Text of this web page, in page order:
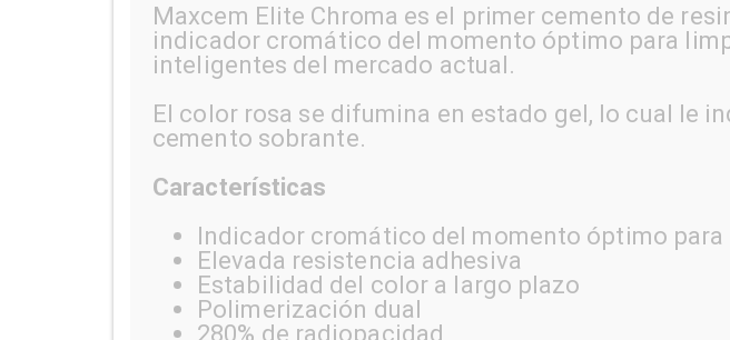
Maxcem Elite Chroma es el primer cemento de
indicador cromático del momento óptimo para
inteligentes del mercado actual.
El color rosa se difumina en estado gel, lo cual le
cemento sobrante.
Características
Indicador cromático del momento óptimo
Elevada resistencia adhesiva
Estabilidad del color a largo plazo
Polimerización dual
280% de radiopacidad